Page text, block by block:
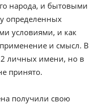
народа, и бытовыми
определенных
условиями, и как
и смысл. В
личных имени, но в
принято.
получили свою